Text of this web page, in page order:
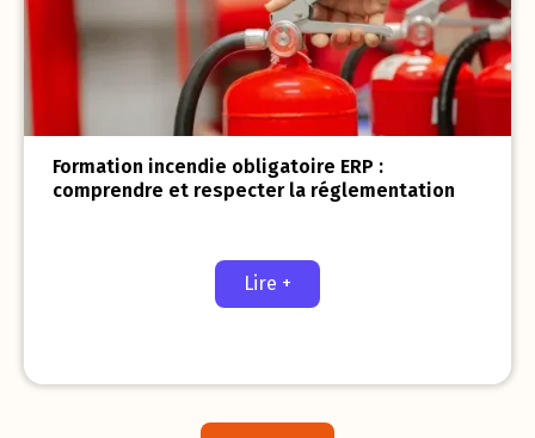
Formation incendie obligatoire ERP :
comprendre et respecter la réglementation
Lire +